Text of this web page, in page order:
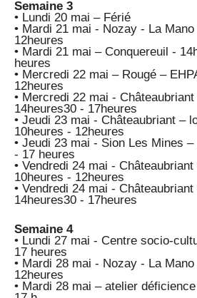
Semaine 3
• Lundi 20 mai – Férié
• Mardi 21 mai - Nozay - La
12heures
• Mardi 21 mai – Conquereuil -
heures
• Mercredi 22 mai – Rougé –
12heures
• Mercredi 22 mai -
14heures30 - 17heures
• Jeudi 23 mai - Châteaubriant –
10heures - 12heures
• Jeudi 23 mai - Sion Les Mines
- 17 heures
• Vendredi 24 mai -
10heures - 12heures
• Vendredi 24 mai -
14heures30 - 17heures
Semaine 4
• Lundi 27 mai - Centre socio-
17 heures
• Mardi 28 mai - Nozay - La
12heures
• Mardi 28 mai – atelier